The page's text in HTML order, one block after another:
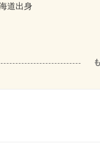
道出身